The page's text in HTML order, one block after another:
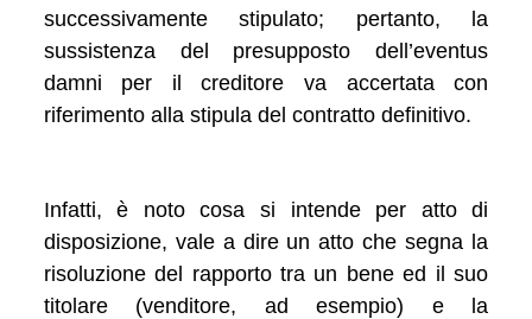
successivamente stipulato; pertanto, la
sussistenza del presupposto dell’eventus
damni per il creditore va accertata con
riferimento alla stipula del contratto definitivo.
Infatti, è noto cosa si intende per atto di
disposizione, vale a dire un atto che segna la
risoluzione del rapporto tra un bene ed il suo
titolare (venditore, ad esempio) e la